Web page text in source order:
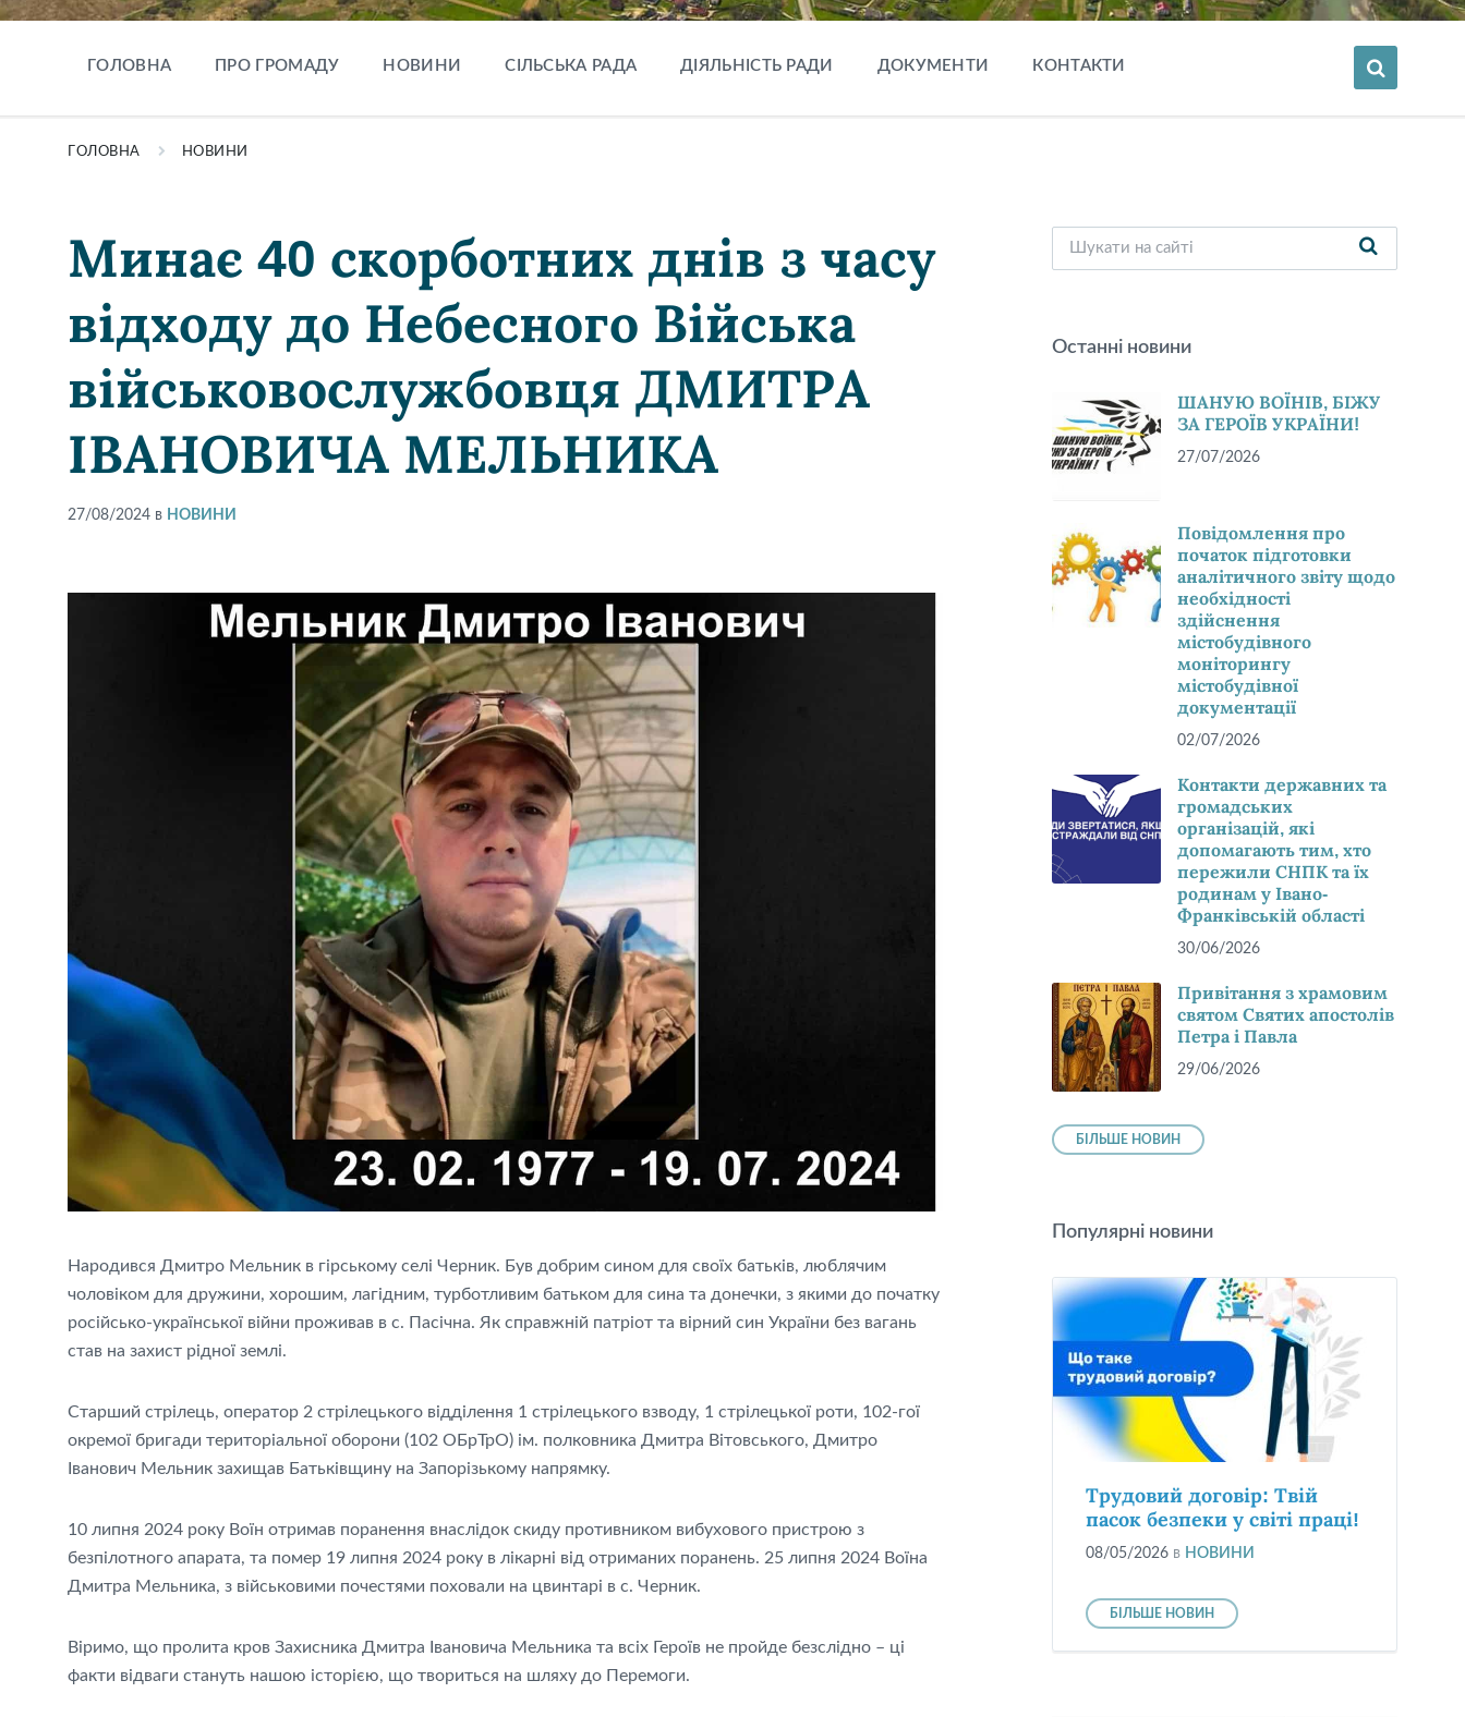
ГОЛОВНА ПРО ГРОМАДУ НОВИНИ СІЛЬСЬКА РАДА ДІЯЛЬНІСТЬ РАДИ ДОКУМЕНТИ КОНТАКТИ
ГОЛОВНА НОВИНИ
Минає 40 скорботних днів з часу
відходу до Небесного Війська
військовослужбовця ДМИТРА
ІВАНОВИЧА МЕЛЬНИКА
27/08/2024 в НОВИНИ
Народився Дмитро Мельник в гірському селі Черник. Був добрим сином для своїх батьків, люблячим
чоловіком для дружини, хорошим, лагідним, турботливим батьком для сина та донечки, з якими до початку
російсько-української війни проживав в с. Пасічна. Як справжній патріот та вірний син України без вагань
став на захист рідної землі.
Старший стрілець, оператор 2 стрілецького відділення 1 стрілецького взводу, 1 стрілецької роти, 102-гої
окремої бригади територіальної оборони (102 ОБрТрО) ім. полковника Дмитра Вітовського, Дмитро
Іванович Мельник захищав Батьківщину на Запорізькому напрямку.
10 липня 2024 року Воїн отримав поранення внаслідок скиду противником вибухового пристрою з
безпілотного апарата, та помер 19 липня 2024 року в лікарні від отриманих поранень. 25 липня 2024 Воїна
Дмитра Мельника, з військовими почестями поховали на цвинтарі в с. Черник.
Віримо, що пролита кров Захисника Дмитра Івановича Мельника та всіх Героїв не пройде безслідно – ці
факти відваги стануть нашою історією, що твориться на шляху до Перемоги.
Останні новини
ШАНУЮ ВОЇНІВ, БІЖУ
ЗА ГЕРОЇВ УКРАЇНИ!
27/07/2026
Повідомлення про
початок підготовки
аналітичного звіту щодо
необхідності
здійснення
містобудівного
моніторингу
містобудівної
документації
02/07/2026
Контакти державних та
громадських
організацій, які
допомагають тим, хто
пережили СНПК та їх
родинам у Івано-
Франківській області
30/06/2026
Привітання з храмовим
святом Святих апостолів
Петра і Павла
29/06/2026
БІЛЬШЕ НОВИН
Популярні новини
Трудовий договір: Твій
пасок безпеки у світі праці!
08/05/2026 в НОВИНИ
БІЛЬШЕ НОВИН